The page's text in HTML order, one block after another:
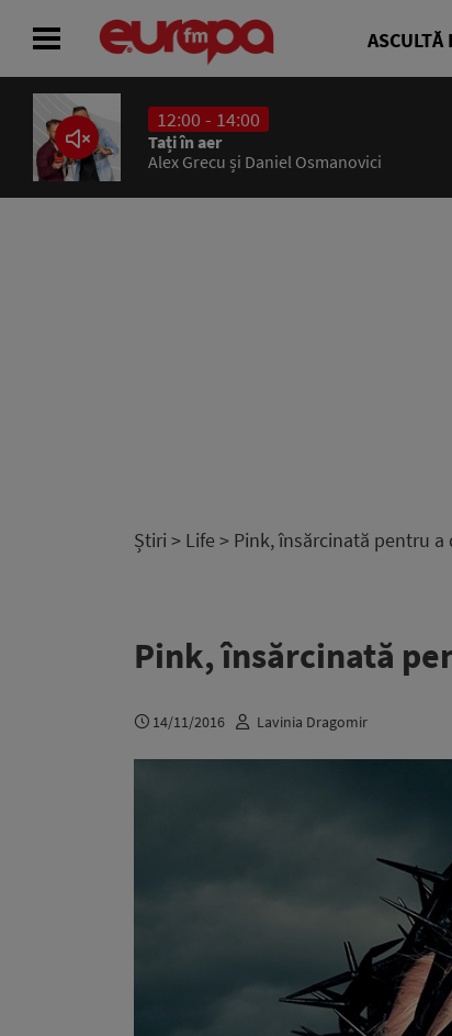
ASCULTĂ
12:00 - 14:00
Tați în aer
Alex Grecu și Daniel Osmanovici
Știri > Life > Pink, însărcinată pentru a
Pink, însărcinată
14/11/2016 Lavinia Dragomir
ACASĂ
ȘTIRI